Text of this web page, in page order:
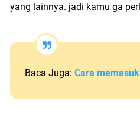
yang lainnya. jadi kamu ga
Baca Juga: Cara